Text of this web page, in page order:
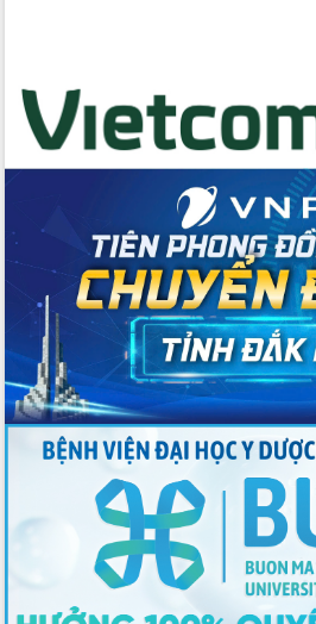
Tập huấn ứng dụng trí tuệ nhân tạo (AI)
trong thương mại điện tử năm 2026
trao đổi thông tin trước Kỳ họp thứ
Quyết liệt cải cách hành chính, khơi
thông nguồn lực phát triển
Nâng cao hiệu lực, hiệu quả HĐND
tỉnh thông qua hiện đại hóa hành chính
Xã Ea Phê gắn cải cách hành chính với
chuyển đổi số
Phó Chủ tịch Thường trực UBND tỉnh
Hồ Thị Nguyên Thảo làm việc tại Trung
tâm Phục vụ hành chính công xã Ea
Xây dựng nền hành chính số đồng
hành cùng nông dân dân, doanh nghiệp
Giai đoạn 2026-2030, Đắk Lắk phấn
đấu có 77% xã đạt chuẩn nông thôn